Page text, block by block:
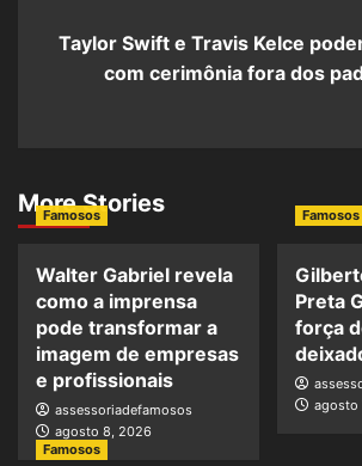
Taylor Swift e Travis Kelce
com cerimônia fora dos
More Stories
Famosos
Walter Gabriel revela
como a imprensa
pode transformar a
imagem de empresas
e profissionais
assessoriadefamosos
agosto 8, 2026
Famosos
Preta
força
agosto
Famosos